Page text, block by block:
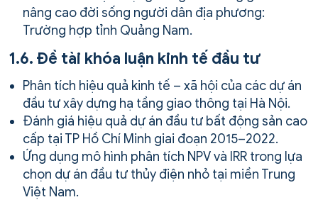
nâng cao đời sống người dân địa phương:
Trường hợp tỉnh Quảng Nam.
1.6. Đề tài khóa luận kinh tế đầu tư
Phân tích hiệu quả kinh tế – xã hội của các dự án
đầu tư xây dựng hạ tầng giao thông tại Hà Nội.
Đánh giá hiệu quả dự án đầu tư bất động sản cao
cấp tại TP Hồ Chí Minh giai đoạn 2015–2022.
Ứng dụng mô hình phân tích NPV và IRR trong lựa
chọn dự án đầu tư thủy điện nhỏ tại miền Trung
Việt Nam.